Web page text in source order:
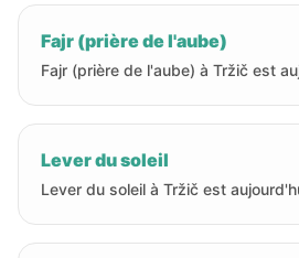
Fajr (prière de l'aube)
Fajr (prière de l'aube) à Tržič est
Lever du soleil
Lever du soleil à Tržič est